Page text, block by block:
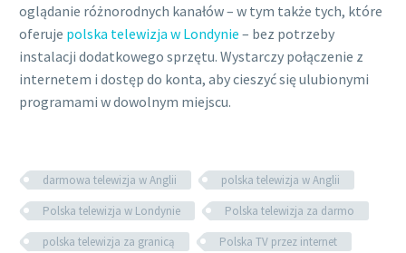
oglądanie różnorodnych kanałów – w tym także tych, które
oferuje polska telewizja w Londynie – bez potrzeby
instalacji dodatkowego sprzętu. Wystarczy połączenie z
internetem i dostęp do konta, aby cieszyć się ulubionymi
programami w dowolnym miejscu.
darmowa telewizja w Anglii
polska telewizja w Anglii
Polska telewizja w Londynie
Polska telewizja za darmo
polska telewizja za granicą
Polska TV przez internet